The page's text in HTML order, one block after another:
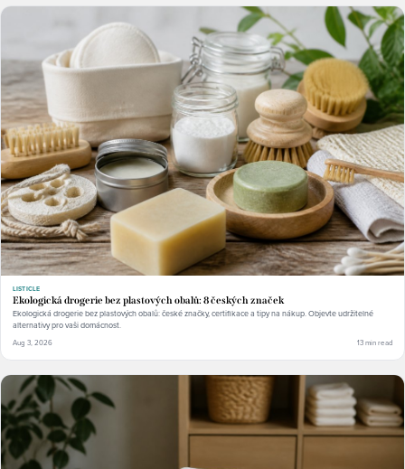
LISTICLE
Ekologická drogerie bez plastových obalů: 8 českých značek
Ekologická drogerie bez plastových obalů: české značky, certifikace a tipy na nákup. Objevte udržitelné
alternativy pro vaši domácnost.
Aug 3, 2026 13 min read